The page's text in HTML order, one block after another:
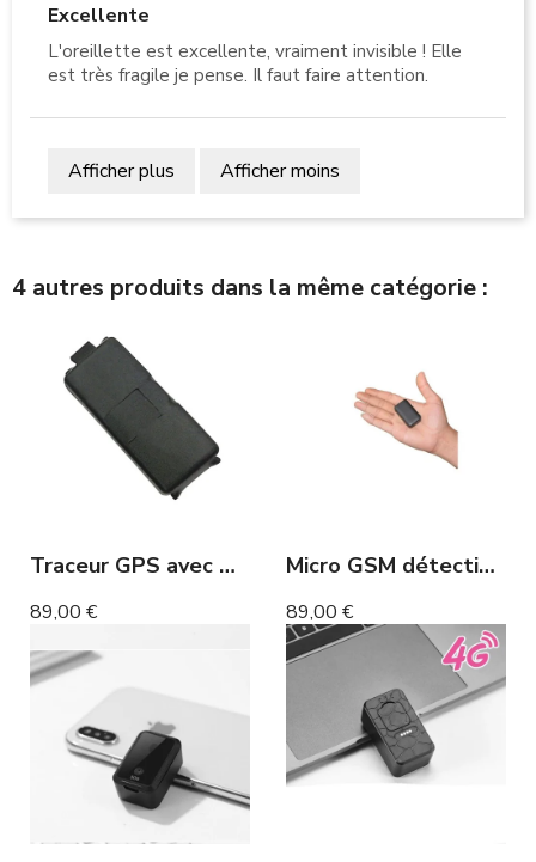
Excellente
L'oreillette est excellente, vraiment invisible ! Elle
est très fragile je pense. Il faut faire attention.
Afficher plus Afficher moins
4 autres produits dans la même catégorie :
Traceur GPS avec micro écoute à distance en direct 10 jours
89,00 €
Micro GSM détection de voix et mouvement
89,00 €